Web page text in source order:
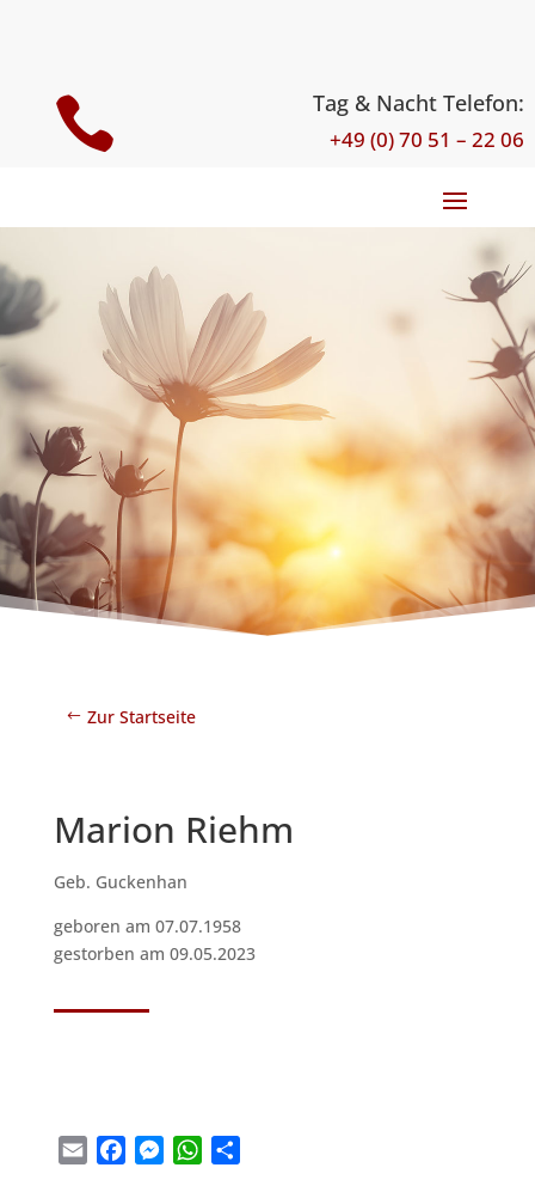
 Tag & Nacht Telefon:
+49 (0) 70 51 – 22 06
Zur Startseite
Marion Riehm
Geb. Guckenhan
geboren am 07.07.1958
gestorben am 09.05.2023
Email FacebookMessengerWhatsApp